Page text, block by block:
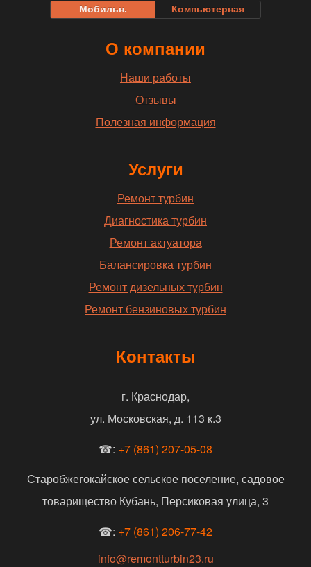
Мобильн. Компьютерная
О компании
Наши работы
Отзывы
Полезная информация
Услуги
Ремонт турбин
Диагностика турбин
Ремонт актуатора
Балансировка турбин
Ремонт дизельных турбин
Ремонт бензиновых турбин
Контакты
г. Краснодар,
ул. Московская, д. 113 к.3
☎: +7 (861) 207-05-08
Старобжегокайское сельское поселение, садовое
товарищество Кубань, Персиковая улица, 3
☎: +7 (861) 206-77-42
info@remontturbin23.ru